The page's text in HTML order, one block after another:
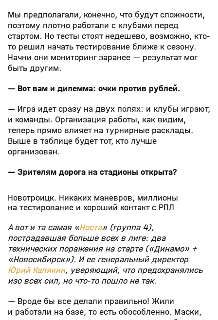
Мы предполагали, конечно, что будут сложности,
поэтому плотно работали с клубами перед
стартом. Но тесты стоят недешево, возможно, кто-
то решил начать тестирование ближе к сезону.
Начни они мониторинг заранее — результат мог
быть другим.
— Вот вам и дилемма: очки против рублей.
— Игра идет сразу на двух полях: и клубы играют,
и команды. Организация работы, как видим,
теперь прямо влияет на турнирные расклады.
Выше в таблице будет тот, кто лучше
организован.
— Зрителям дорога на стадионы открыта?
Новотроицк. Никаких маневров, миллионы
на тестирование и хороший контакт с РПЛ
А вот и та самая «Носта» (группа 4),
пострадавшая больше всех в лиге: два
технических поражения на старте («Динамо» +
«Новосибирск»). И ее генеральный директор
Юрий Калякин, уверяющий, что предохранялись
изо всех сил, но что-то пошло не так.
— Вроде бы все делали правильно! Жили
и работали на базе, то есть обособленно. Маски,